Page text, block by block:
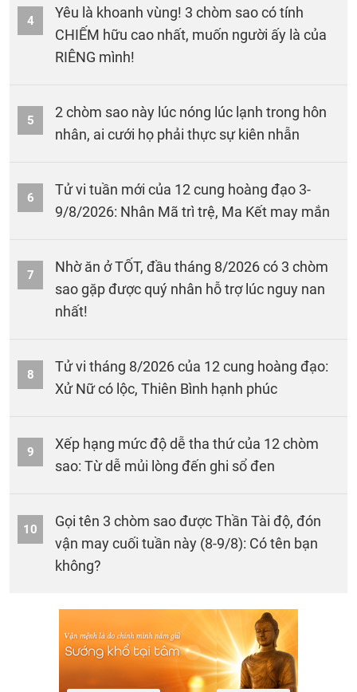
4
Yêu là khoanh vùng! 3 chòm sao có tính
CHIẾM hữu cao nhất, muốn người ấy là của
RIÊNG mình!
5
2 chòm sao này lúc nóng lúc lạnh trong hôn
nhân, ai cưới họ phải thực sự kiên nhẫn
6
Tử vi tuần mới của 12 cung hoàng đạo 3-
9/8/2026: Nhân Mã trì trệ, Ma Kết may mắn
7
Nhờ ăn ở TỐT, đầu tháng 8/2026 có 3 chòm
sao gặp được quý nhân hỗ trợ lúc nguy nan
nhất!
8
Tử vi tháng 8/2026 của 12 cung hoàng đạo:
Xử Nữ có lộc, Thiên Bình hạnh phúc
9
Xếp hạng mức độ dễ tha thứ của 12 chòm
sao: Từ dễ mủi lòng đến ghi sổ đen
10
Gọi tên 3 chòm sao được Thần Tài độ, đón
vận may cuối tuần này (8-9/8): Có tên bạn
không?